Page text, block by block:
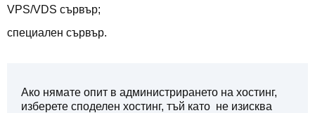
VPS/VDS сървър;
специален сървър.
Ако нямате опит в администрирането на хостинг,
изберете споделен хостинг, тъй като не изисква